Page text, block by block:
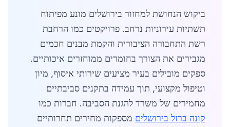
ביקוש הנחושת למחזור בירושלים מונע מפיתוח
תשתיות עירוניות נרחב. פרויקטים כמו הרחבת
רשת התחבורה הציבורית והקמת מבנים חכמים
מגבירים את הצורך בחומרים ממוחזרים איכותיים.
ספקים מובילים בעיר מציעים שירותי איסוף, מיון
וטיפול מקצועי, תוך עמידה בתקנים סביבתיים
מחמירים של משרד להגנת הסביבה. חברות כמו
קונה ברזל בירושלים מספקות מחירים תחרותיים